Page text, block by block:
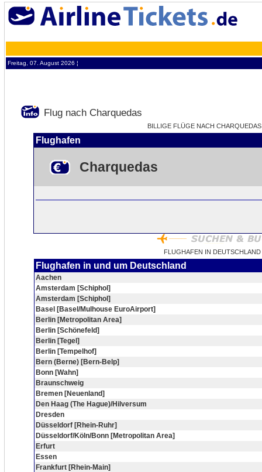
Freitag, 07. August 2026 ¦
Flug nach Charquedas
BILLIGE FLÜGE NACH
Flughafen
Charquedas
FLUGHAFEN IN
Flughafen in und um Deutschland
Aachen
Amsterdam [Schiphol]
Amsterdam [Schiphol]
Basel [Basel/Mulhouse EuroAirport]
Berlin [Metropolitan Area]
Berlin [Schönefeld]
Berlin [Tegel]
Berlin [Tempelhof]
Bern (Berne) [Bern-Belp]
Bonn [Wahn]
Braunschweig
Bremen [Neuenland]
Den Haag (The Hague)/Hilversum
Dresden
Düsseldorf [Rhein-Ruhr]
Düsseldorf/Köln/Bonn [Metropolitan Area]
Erfurt
Essen
Frankfurt [Rhein-Main]